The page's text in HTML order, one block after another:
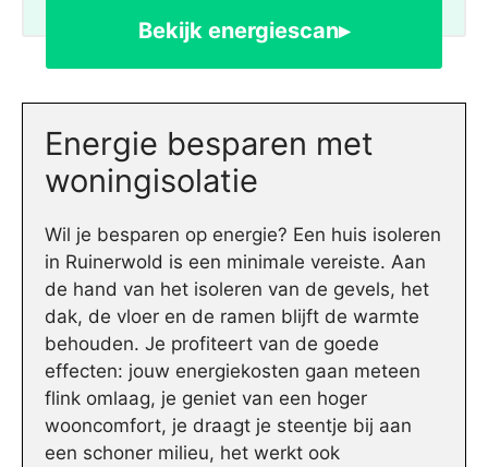
Bekijk energiescan▸
Energie besparen met
woningisolatie
Wil je besparen op energie? Een huis isoleren
in Ruinerwold is een minimale vereiste. Aan
de hand van het isoleren van de gevels, het
dak, de vloer en de ramen blijft de warmte
behouden. Je profiteert van de goede
effecten: jouw energiekosten gaan meteen
flink omlaag, je geniet van een hoger
wooncomfort, je draagt je steentje bij aan
een schoner milieu, het werkt ook